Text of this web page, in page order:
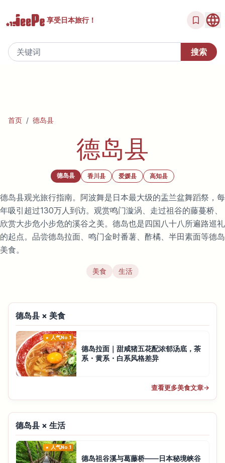
享受日本旅行！
首页 / 德岛县
德岛县
德岛县 香川县 爱媛县 高知县
德岛县观光旅行指南。阿波舞是日本最大级的盂兰盆舞蹈祭，每
年吸引超过130万人到访。观赏鸣门漩涡、走过祖谷的藤蔓桥、
欣赏大步危小步危的溪谷之美。德岛也是四国八十八所遍路巡礼
的起点。品尝德岛拉面、鸣门金时番薯、酢橘、半田素面等德岛
美食。
美食 生活
德岛县 × 美食
人气No.1
德岛拉面｜甜咸猪五花配浓郁汤底，茶
系・黄系・白系风格差异
查看更多美食文章→
德岛县 × 生活
人气No.1
德岛祖谷溪与葛藤桥——日本秘境峡谷